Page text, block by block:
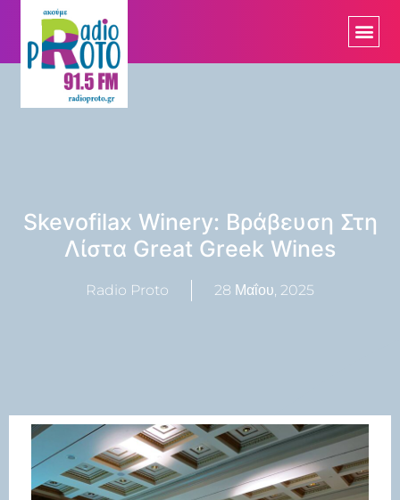
Skevofilax Winery: Βράβευση Στη
Λίστα Great Greek Wines
Radio Proto 28 Μαΐου, 2025